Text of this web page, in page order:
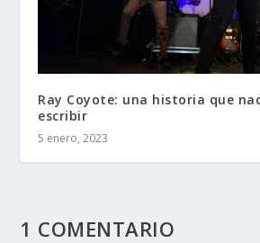
Ray Coyote: una historia que
escribir
5 enero, 2023
1 COMENTARIO